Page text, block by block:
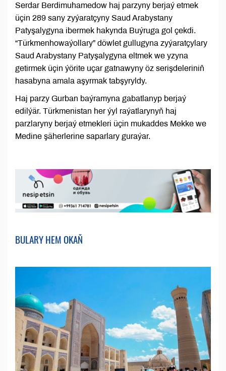
Serdar Berdimuhamedow haj parzyny berjaý etmek
üçin 289 sany zyýaratçyny Saud Arabystany
Patyşalygyna ibermek hakynda Buýruga gol çekdi.
“Türkmenhowaýollary” döwlet gullugyna zyýaratçylary
Saud Arabystany Patyşalygyna eltmek we yzyna
getirmek üçin ýörite uçar gatnawyny öz serişdeleriniň
hasabyna amala aşyrmak tabşyryldy.
Haj parzy Gurban baýramyna gabatlanyp berjaý
edilýär. Türkmenistan her ýyl raýatlarynyň haj
parzlaryny berjaý etmekleri üçin mukaddes Mekke we
Medine şäherlerine saparlary guraýar.
BULARY HEM OKAŇ